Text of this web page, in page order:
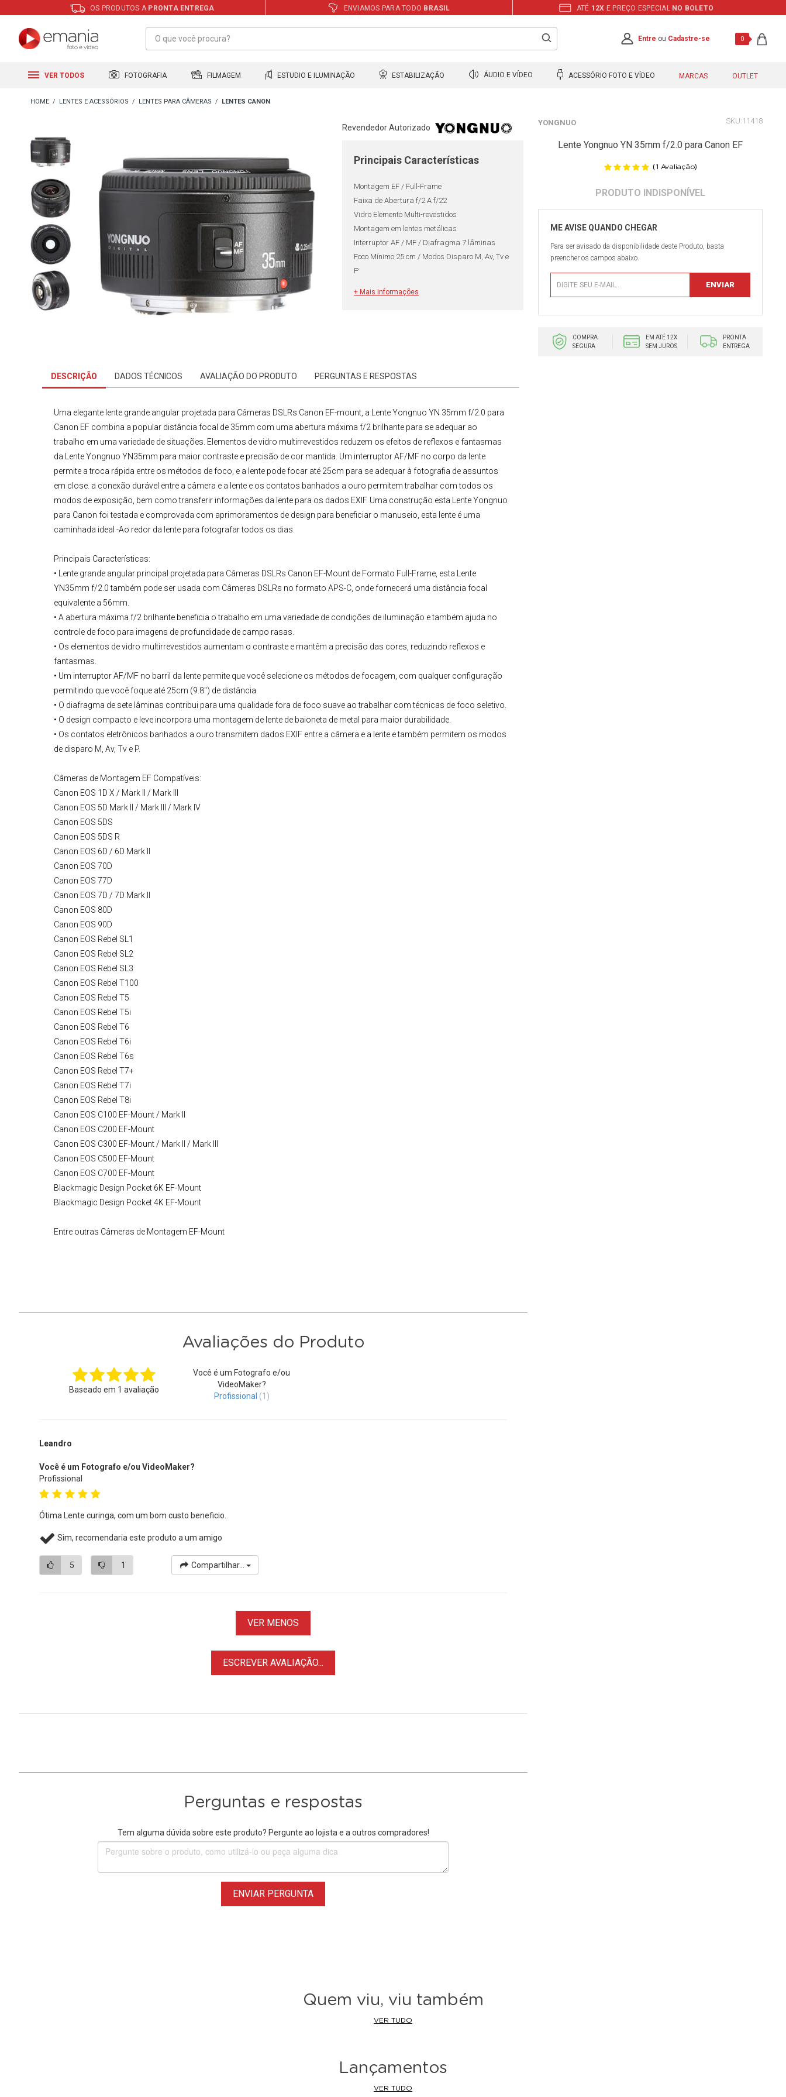
OS PRODUTOS A PRONTA ENTREGA ENVIAMOS PARA TODO BRASIL ATÉ 12X E PREÇO ESPECIAL NO BOLETO
Entre ou Cadastre-se 0
VER TODOS FOTOGRAFIA FILMAGEM ESTUDIO E ILUMINAÇÃO ESTABILIZAÇÃO ÁUDIO E VÍDEO ACESSÓRIO FOTO E VÍDEO MARCAS OUTLET
LENTES E ACESSÓRIOS LENTES PARA CÂMERAS LENTES CANON
Revendedor Autorizado
Principais Características
Montagem EF / Full-Frame
Faixa de Abertura f/2 A f/22
Vidro Elemento Multi-revestidos
Montagem em lentes metálicas
Interruptor AF / MF / Diafragma 7 lâminas
Foco Mínimo 25 cm / Modos Disparo M, Av, Tv e
P
+ Mais informações
YONGNUO 11418
Lente Yongnuo YN 35mm f/2.0 para Canon EF
(1 Avaliação)
Para ser avisado da disponibilidade deste Produto, basta
preencher os campos abaixo.
COMPRA
SEGURA
EM ATÉ 12X
SEM JUROS
PRONTA
ENTREGA
DESCRIÇÃO DADOS TÉCNICOS AVALIAÇÃO DO PRODUTO PERGUNTAS E RESPOSTAS
Uma elegante lente grande angular projetada para Câmeras DSLRs Canon EF-mount, a
Lente Yongnuo YN 35mm f/2.0 para
Canon EF combina a popular distância focal de 35mm com uma abertura máxima f/2 brilhante para se adequar ao
trabalho em uma variedade de situações. Elementos de vidro multirrevestidos reduzem os efeitos de reflexos e fantasmas
da
Lente Yongnuo YN35mm para maior contraste e precisão de cor mantida. Um interruptor AF/MF no corpo da lente
permite a troca rápida entre os métodos de foco, e a lente pode focar até 25cm para se adequar à fotografia de assuntos
em close. a conexão durável entre a câmera e a lente e os contatos banhados a ouro permitem trabalhar com todos os
modos de exposição, bem como transferir informações da lente para os dados EXIF. Uma construção esta
Lente Yongnuo
para Canon foi testada e comprovada com aprimoramentos de design para beneficiar o manuseio, esta lente é uma
caminhada ideal -Ao redor da lente para fotografar todos os dias.
Principais Características:
• Lente grande angular principal projetada para Câmeras DSLRs Canon EF-Mount de Formato Full-Frame, esta
Lente
YN35mm f/2.0também pode ser usada com Câmeras DSLRs no formato APS-C, onde fornecerá uma distância focal
equivalente a 56mm.
• A abertura máxima f/2 brilhante beneficia o trabalho em uma variedade de condições de iluminação e também ajuda no
controle de foco para imagens de profundidade de campo rasas.
• Os elementos de vidro multirrevestidos aumentam o contraste e mantêm a precisão das cores, reduzindo reflexos e
fantasmas.
• Um interruptor AF/MF no barril da lente permite que você selecione os métodos de focagem, com qualquer configuração
permitindo que você foque até 25cm (9.8") de distância.
• O diafragma de sete lâminas contribui para uma qualidade fora de foco suave ao trabalhar com técnicas de foco seletivo.
• O design compacto e leve incorpora uma montagem de lente de baioneta de metal para maior durabilidade.
• Os contatos eletrônicos banhados a ouro transmitem dados EXIF entre a câmera e a lente e também permitem os modos
de disparo M, Av, Tv e P.
Câmeras de Montagem EF Compatíveis:
Canon EOS 1D X / Mark II / Mark III
Canon EOS 5D Mark II / Mark III / Mark IV
Canon EOS 5DS
Canon EOS 5DS R
Canon EOS 6D / 6D Mark II
Canon EOS 70D
Canon EOS 77D
Canon EOS 7D / 7D Mark II
Canon EOS 80D
Canon EOS 90D
Canon EOS Rebel SL1
Canon EOS Rebel SL2
Canon EOS Rebel SL3
Canon EOS Rebel T100
Canon EOS Rebel T5
Canon EOS Rebel T5i
Canon EOS Rebel T6
Canon EOS Rebel T6i
Canon EOS Rebel T6s
Canon EOS Rebel T7+
Canon EOS Rebel T7i
Canon EOS Rebel T8i
Canon EOS C100 EF-Mount / Mark II
Canon EOS C200 EF-Mount
Canon EOS C300 EF-Mount / Mark II / Mark III
Canon EOS C500 EF-Mount
Canon EOS C700 EF-Mount
Blackmagic Design Pocket 6K EF-Mount
Blackmagic Design Pocket 4K EF-Mount
Entre outras Câmeras de Montagem EF-Mount
Avaliações do Produto
Baseado em 1 avaliação
Você é um Fotografo e/ou
VideoMaker?
Profissional (1)
Leandro
Você é um Fotografo e/ou VideoMaker?
Profissional
Ótima Lente curinga, com um bom custo beneficio.
Sim, recomendaria este produto a um amigo
5 1 Compartilhar...
VER MENOS
ESCREVER AVALIAÇÃO...
Perguntas e respostas
Tem alguma dúvida sobre este produto? Pergunte ao lojista e a outros compradores!
ENVIAR PERGUNTA
Quem viu, viu também
VER TUDO
Lançamentos
VER TUDO